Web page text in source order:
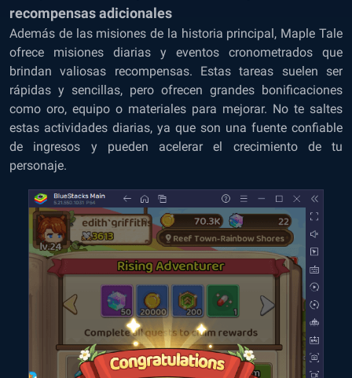
recompensas adicionales
Además de las misiones de la historia principal, Maple Tale
ofrece misiones diarias y eventos cronometrados que
brindan valiosas recompensas. Estas tareas suelen ser
rápidas y sencillas, pero ofrecen grandes bonificaciones
como oro, equipo o materiales para mejorar. No te saltes
estas actividades diarias, ya que son una fuente confiable
de ingresos y pueden acelerar el crecimiento de tu
personaje.